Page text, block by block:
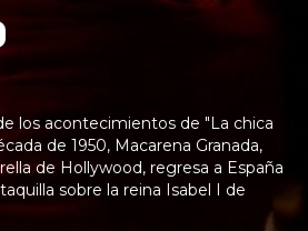
los acontecimientos de "La chica
de 1950, Macarena Granada,
de Hollywood, regresa a España
sobre la reina Isabel I de